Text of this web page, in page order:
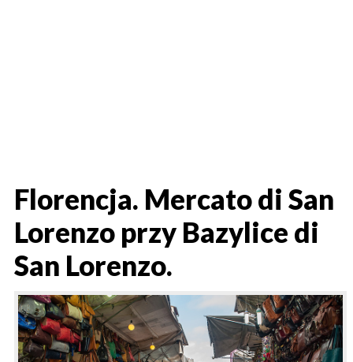
Florencja. Mercato di San
Lorenzo przy Bazylice di
San Lorenzo.